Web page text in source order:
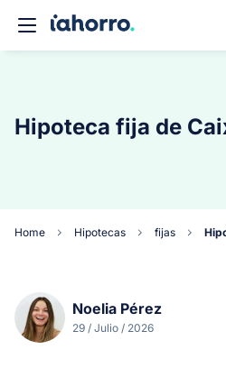
Hipoteca fija de
Home Hipotecas fijas
Noelia Pérez
29 / Julio / 2026